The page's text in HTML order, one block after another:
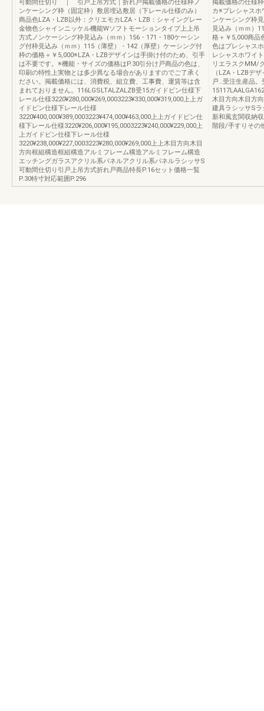
可動間仕切り ｜ 引戸上吊方式｜折れ戸掲載価格の仕様枠ノ
ンケーシング枠（固定枠）敷居埋込敷居（下レール仕様のみ）
商品色LZA・LZB以外：クリエモカLZA・LZB：シャイングレー
金物色シャインニッケル機能Wソフトモーションタイプ上上吊
方式ノンケーシング枠見込み（ｍｍ）156・171・180ケーシン
グ付枠見込み（ｍｍ）115（薄壁）・142（厚壁）ケーシング付
枠の価格＋￥5,000※LZA・LZBデザインは手掛け付のため、引手
は不要です。※機能・サイズの価格はP.30引分け戸商品の色は、
印刷の特性上実物とは多少異なる場合がありますのでご了承く
ださい。掲載価格には、消費税、組立費、工事費、運賃等は含
まれておりません。116LGSLTALZALZB受15ガイドピン仕様下
レール仕様3220¥280,000¥269,0003223¥330,000¥319,000上上ガ
イドピン仕様下レール仕様
3220¥400,000¥389,0003223¥474,000¥463,000上上ガイドピン仕
様下レール仕様3220¥206,000¥195,0003223¥240,000¥229,000上
上ガイドピン仕様下レール仕様
3220¥238,000¥227,0003223¥280,000¥269,000上上木目方向木目
方向框組構造框組構造アルミフレーム構造アルミフレーム構造
エッチングガラスアクリル系パネルアクリル系パネルラシッサS
可動間仕切り引戸上吊方式折れ戸商品特長P.16セット価格一覧
P.30特寸対応範囲P.296
掲載価格の仕様
カ※プレシャスホ
ンケーシング枠
見込み（ｍｍ）
格＋￥5,000商品
色はプレシャス
レシャスホワイ
リエラスクMM/
（LZA・LZBデ
戸…受注生産品
木目方向木目方
建具ラシッサS
新和風玄関収納
階段/手すりその